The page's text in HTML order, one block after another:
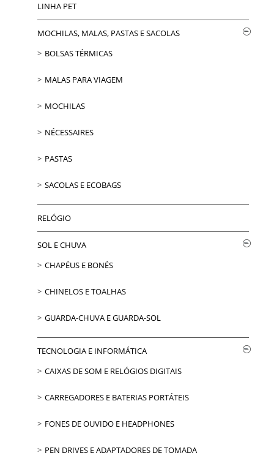
LINHA PET
MOCHILAS, MALAS, PASTAS E SACOLAS
BOLSAS TÉRMICAS
MALAS PARA VIAGEM
MOCHILAS
NÉCESSAIRES
PASTAS
SACOLAS E ECOBAGS
RELÓGIO
SOL E CHUVA
CHAPÉUS E BONÉS
CHINELOS E TOALHAS
GUARDA-CHUVA E GUARDA-SOL
TECNOLOGIA E INFORMÁTICA
CAIXAS DE SOM E RELÓGIOS DIGITAIS
CARREGADORES E BATERIAS PORTÁTEIS
FONES DE OUVIDO E HEADPHONES
PEN DRIVES E ADAPTADORES DE TOMADA